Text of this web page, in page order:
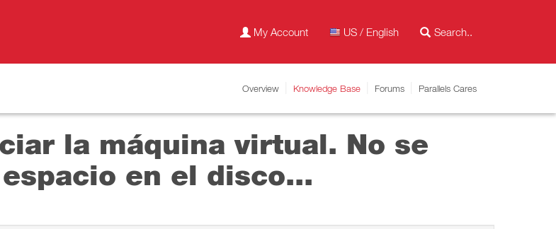
My Account US / English
Overview Knowledge Base Forums Parallels Cares
la máquina virtual. No se
en el disco...